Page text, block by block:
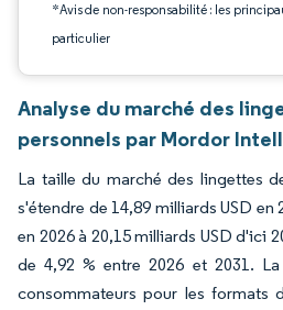
*Avis de non-responsabilité : les
particulier
Analyse du marché des
personnels par Mordor
La taille du marché des lingettes
s'étendre de 14,89 milliards USD en
en 2026 à 20,15 milliards USD d'ici
de 4,92 % entre 2026 et 2031.
consommateurs pour les formats